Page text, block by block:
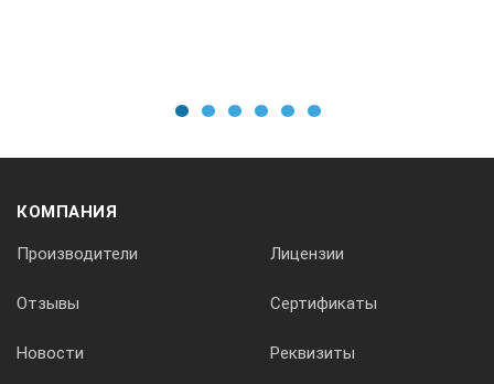
1º
КОМПАНИЯ
Производители Лицензии
Отзывы Сертификаты
Новости Реквизиты